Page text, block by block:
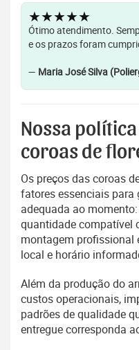
★★★★★
Ótimo atendimento.
e os prazos foram
— Maria José Silva
Nossa
coroas de
Os preços das coroas
fatores essenciais para
adequada ao
quantidade compatível
montagem profissional
local e horário
Além da produção do
custos operacionais,
padrões de qualidade
entregue corresponda